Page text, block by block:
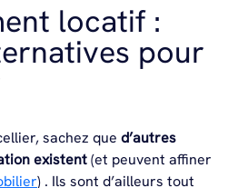
locatif :
pour
sachez que d’autres
existent(et peuvent affiner
) . Ils sont d’ailleurs tout